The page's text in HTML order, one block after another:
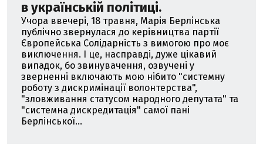
в українській політиці.
Учора ввечері, 18 травня, Марія Берлінська
публічно звернулася до керівництва партії
Європейська Солідарність з вимогою про моє
виключення. І це, насправді, дуже цікавий
випадок, бо звинувачення, озвучені у
зверненні включають мою нібито "системну
роботу з дискримінації волонтерства",
"зловживання статусом народного депутата" та
"системна дискредитація" самої пані
Берлінської...